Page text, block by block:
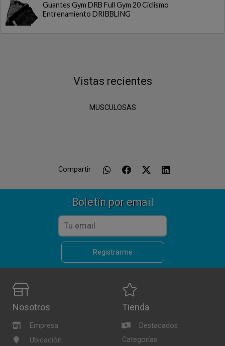
Guantes Gym DRB Full Gym 20 Ciclismo
Entrenamiento DRIBBLING
Vistas recientes
MUSCULOSAS
Compartir
Boletín por email
Registrarme
Nosotros
Empresa
Ubicación
Tienda
Destacados
Categorías